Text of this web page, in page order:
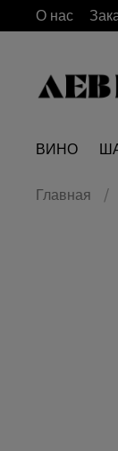
О нас
ВИНО
Главная